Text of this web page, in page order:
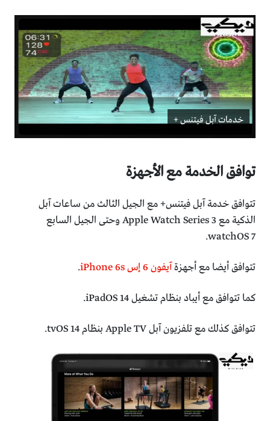
خدمات آبل فيتنس +
توافق الخدمة مع الأجهزة
تتوافق خدمة آبل فيتنس+ مع الجيل الثالث من ساعات آبل
الذكية مع Apple Watch Series 3 وحتى الجيل السابع
watchOS 7.
تتوافق أيضا مع أجهزة آيفون 6 إس ‌iPhone‌ 6s .
كما تتوافق مع أيباد بنظام تشغيل iPadOS 14.
تتوافق كذلك مع تلفزيون آبل Apple TV‌ بنظام tvOS 14.